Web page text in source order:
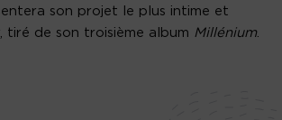
son projet le plus intime et
tiré de son troisième album Millénium.